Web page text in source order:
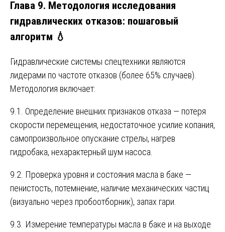
Глава 9. Методология исследования
гидравлических отказов: пошаговый
алгоритм 💧
Гидравлические системы спецтехники являются
лидерами по частоте отказов (более 65% случаев).
Методология включает:
9.1. Определение внешних признаков отказа — потеря
скорости перемещения, недостаточное усилие копания,
самопроизвольное опускание стрелы, нагрев
гидробака, нехарактерный шум насоса.
9.2. Проверка уровня и состояния масла в баке —
пенистость, потемнение, наличие механических частиц
(визуально через пробоотборник), запах гари.
9.3. Измерение температуры масла в баке и на выходе